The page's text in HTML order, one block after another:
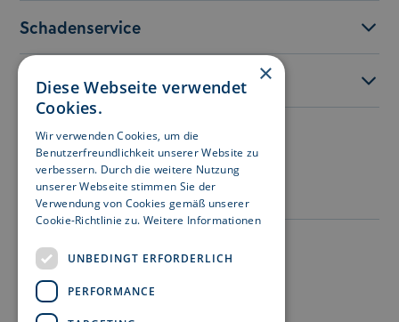
Schadenservice
Service
Besuchen Sie uns auf:
Impressum
×
Diese Webseite verwendet
Cookies.
Wir verwenden Cookies, um die
Benutzerfreundlichkeit unserer Website zu
verbessern. Durch die weitere Nutzung
unserer Webseite stimmen Sie der
Verwendung von Cookies gemäß unserer
Cookie-Richtlinie zu. Weitere Informationen
UNBEDINGT ERFORDERLICH
PERFORMANCE